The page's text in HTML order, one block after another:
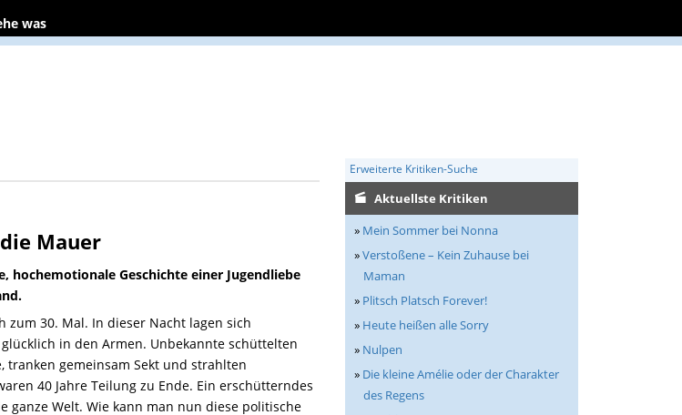
was
Erweiterte Kritiken-Suche
Mauer
hochemotionale Geschichte einer Jugendliebe
zum 30. Mal. In dieser Nacht lagen sich
in den Armen. Unbekannte schüttelten
tranken gemeinsam Sekt und strahlten
40 Jahre Teilung zu Ende. Ein erschütterndes
ganze Welt. Wie kann man nun diese politische
Aktuellste Kritiken
» Mein Sommer bei Nonna
»Verstoßene – Kein Zuhause bei
Maman
» Plitsch Platsch Forever!
» Heute heißen alle Sorry
» Nulpen
» Die kleine Amélie oder der Charakter
des Regens